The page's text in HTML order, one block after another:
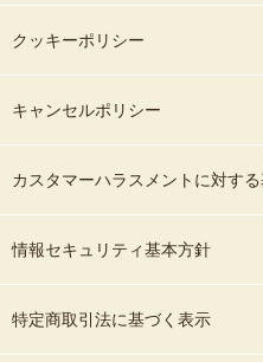
クッキーポリシー
キャンセルポリシー
カスタマーハラスメントに対す
情報セキュリティ基本方針
特定商取引法に基づく表示